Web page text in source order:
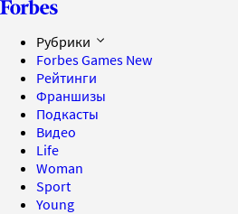
Рубрики
Forbes Games New
Рейтинги
Франшизы
Подкасты
Видео
Life
Woman
Sport
Young